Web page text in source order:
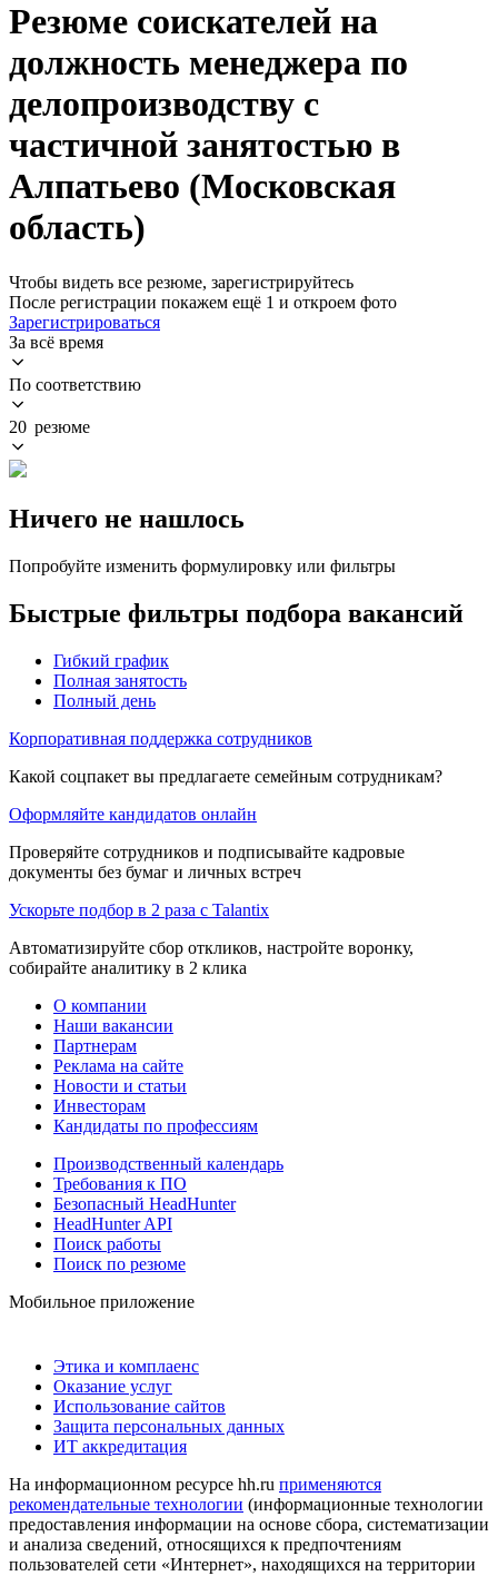
Резюме соискателей на
должность менеджера по
делопроизводству с
частичной занятостью в
Алпатьево (Московская
область)
Чтобы видеть все резюме, зарегистрируйтесь
После регистрации покажем ещё 1 и откроем фото
Зарегистрироваться
За всё время
По соответствию
20 резюме
Ничего не нашлось
Попробуйте изменить формулировку или фильтры
Быстрые фильтры подбора вакансий
Гибкий график
Полная занятость
Полный день
Корпоративная поддержка сотрудников
Какой соцпакет вы предлагаете семейным сотрудникам?
Оформляйте кандидатов онлайн
Проверяйте сотрудников и подписывайте кадровые
документы без бумаг и личных встреч
Ускорьте подбор в 2 раза с Talantix
Автоматизируйте сбор откликов, настройте воронку,
собирайте аналитику в 2 клика
О компании
Наши вакансии
Партнерам
Реклама на сайте
Новости и статьи
Инвесторам
Кандидаты по профессиям
Производственный календарь
Требования к ПО
Безопасный HeadHunter
HeadHunter API
Поиск работы
Поиск по резюме
Мобильное приложение
Этика и комплаенс
Оказание услуг
Использование сайтов
Защита персональных данных
ИТ аккредитация
На информационном ресурсе hh.ru применяются
рекомендательные технологии (информационные технологии
предоставления информации на основе сбора, систематизации
и анализа сведений, относящихся к предпочтениям
пользователей сети «Интернет», находящихся на территории